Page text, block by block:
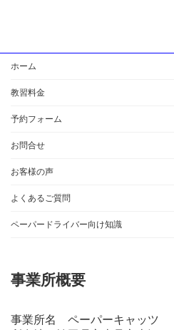
ホーム
教習料金
予約フォーム
お問合せ
お客様の声
よくあるご質問
ペーパードライバー向け知識
事業所概要
事業所名 ペーパーキャッツ